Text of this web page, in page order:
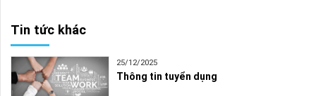
Tin tức khác
25/12/2025
Thông tin tuyển dụng